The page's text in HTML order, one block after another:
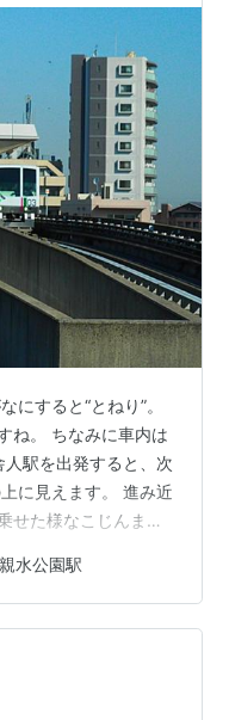
にすると“とねり”。
ね。 ちなみに車内は
駅を出発すると、次
に見えます。 進み近
せた様なこじんまり
点マークがしっかり
ムらしい雰囲気で
ようですね。 日暮
リでした！ 鉄道ラン
水公園駅